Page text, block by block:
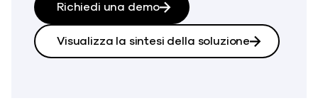
Richiedi una demo
Visualizza la sintesi della soluzione